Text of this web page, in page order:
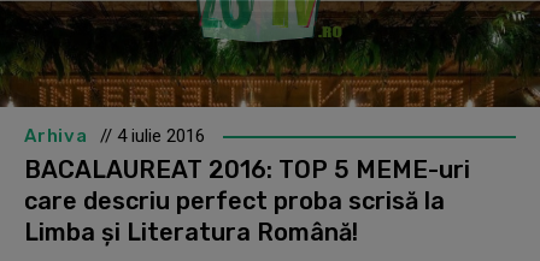
Arhiva // 4 iulie 2016
BACALAUREAT 2016: TOP 5 MEME-uri
care descriu perfect proba scrisă la
Limba și Literatura Română!